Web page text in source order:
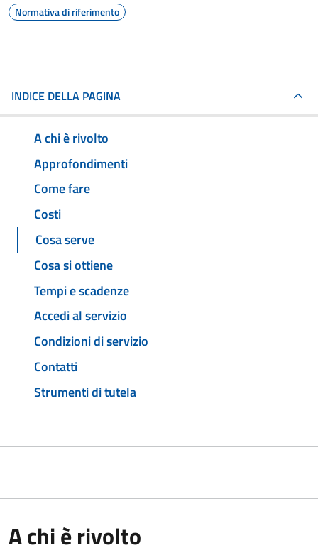
Normativa di riferimento
INDICE DELLA PAGINA
A chi è rivolto
Approfondimenti
Come fare
Costi
Cosa serve
Cosa si ottiene
Tempi e scadenze
Accedi al servizio
Condizioni di servizio
Contatti
Strumenti di tutela
A chi è rivolto